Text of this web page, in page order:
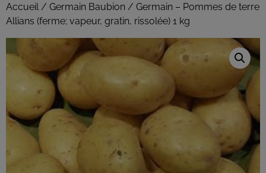
Accueil/ Germain Baubion / Germain – Pommes de terre
Allians (ferme; vapeur, gratin, rissolée) 1 kg